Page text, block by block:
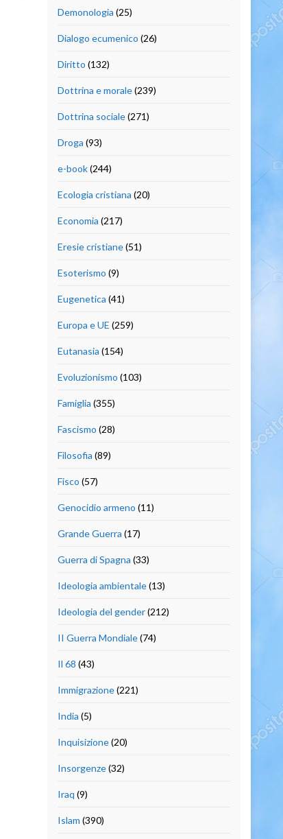
Demonologia (25)
Dialogo ecumenico (26)
Diritto (132)
Dottrina e morale(239)
Dottrina sociale(271)
Droga (93)
e-book(244)
Ecologia cristiana (20)
Economia (217)
Eresie cristiane(51)
Esoterismo (9)
Eugenetica (41)
Europa e UE (259)
Eutanasia (154)
Evoluzionismo (103)
Famiglia (355)
Fascismo (28)
Filosofia (89)
Fisco (57)
Genocidio armeno (11)
Grande Guerra (17)
Guerra di Spagna (33)
Ideologia ambientale(13)
Ideologia del gender(212)
II Guerra Mondiale(74)
Il 68 (43)
Immigrazione(221)
India (5)
Inquisizione(20)
Insorgenze(32)
Iraq (9)
Islam (390)